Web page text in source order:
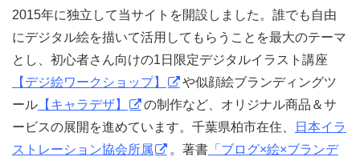
2015年に独立して当サイトを開設しました。誰でも自由
にデジタル絵を描いて活用してもらうことを最大のテーマ
とし、初心者さん向けの1日限定デジタルイラスト講座
【デジ絵ワークショップ】
や似顔絵ブランディングツ
ール【キャラデザ】
の制作など、オリジナル商品＆サ
ービスの展開を進めています。千葉県柏市在住、
日本イラ
ストレーション協会所属
。著書「ブログ×絵×ブランデ